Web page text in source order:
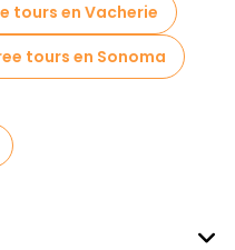
tours en Vacherie
tours en Sonoma